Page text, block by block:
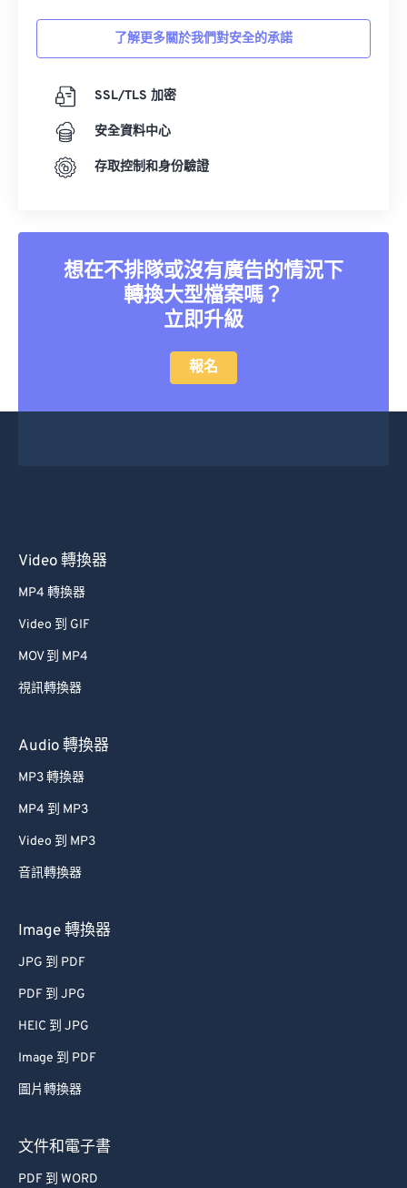
了解更多關於我們對安全的承諾
SSL/TLS 加密
安全資料中心
存取控制和身份驗證
想在不排隊或沒有廣告的情況下
轉換大型檔案嗎？
立即升級
報名
Video 轉換器
MP4 轉換器
Video 到 GIF
MOV 到 MP4
視訊轉換器
Audio 轉換器
MP3 轉換器
MP4 到 MP3
Video 到 MP3
音訊轉換器
Image 轉換器
JPG 到 PDF
PDF 到 JPG
HEIC 到 JPG
Image 到 PDF
圖片轉換器
文件和電子書
PDF 到 WORD